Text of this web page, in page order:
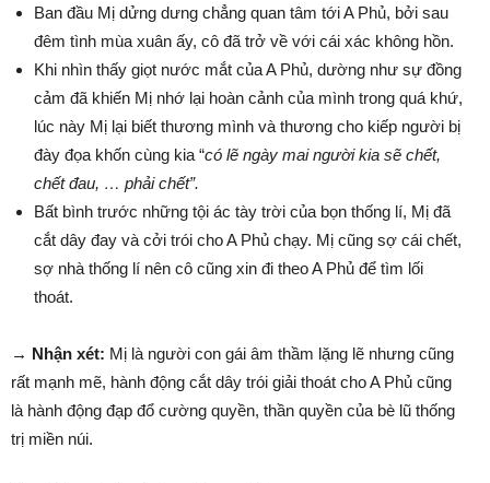
Ban đầu Mị dửng dưng chẳng quan tâm tới A Phủ, bởi sau
đêm tình mùa xuân ấy, cô đã trở về với cái xác không hồn.
Khi nhìn thấy giọt nước mắt của A Phủ, dường như sự đồng
cảm đã khiến Mị nhớ lại hoàn cảnh của mình trong quá khứ,
lúc này Mị lại biết thương mình và thương cho kiếp người bị
đày đọa khốn cùng kia “có lẽ ngày mai người kia sẽ chết,
chết đau, … phải chết”.
Bất bình trước những tội ác tày trời của bọn thống lí, Mị đã
cắt dây đay và cởi trói cho A Phủ chạy. Mị cũng sợ cái chết,
sợ nhà thống lí nên cô cũng xin đi theo A Phủ để tìm lối
thoát.
→ Nhận xét: Mị là người con gái âm thầm lặng lẽ nhưng cũng
rất mạnh mẽ, hành động cắt dây trói giải thoát cho A Phủ cũng
là hành động đạp đổ cường quyền, thần quyền của bè lũ thống
trị miền núi.